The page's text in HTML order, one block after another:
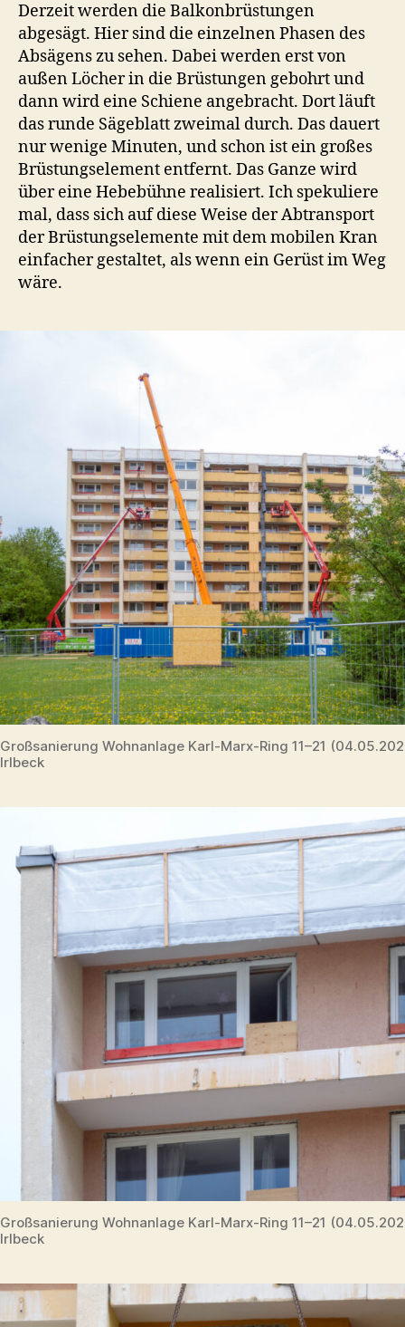
Derzeit werden die Balkonbrüstungen
abgesägt. Hier sind die einzelnen Phasen des
Absägens zu sehen. Dabei werden erst von
außen Löcher in die Brüstungen gebohrt und
dann wird eine Schiene angebracht. Dort läuft
das runde Sägeblatt zweimal durch. Das dauert
nur wenige Minuten, und schon ist ein großes
Brüstungselement entfernt. Das Ganze wird
über eine Hebebühne realisiert. Ich spekuliere
mal, dass sich auf diese Weise der Abtransport
der Brüstungselemente mit dem mobilen Kran
einfacher gestaltet, als wenn ein Gerüst im Weg
wäre.
Großsanierung Wohnanlage Karl-Marx-Ring 11–21
Irlbeck
Großsanierung Wohnanlage Karl-Marx-Ring 11–21
Irlbeck